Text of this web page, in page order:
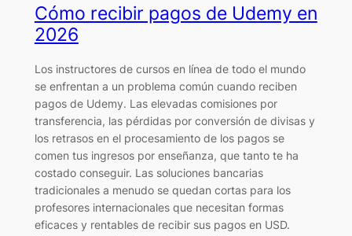
Cómo recibir pagos de Udemy en
2026
Los instructores de cursos en línea de todo el mundo
se enfrentan a un problema común cuando reciben
pagos de Udemy. Las elevadas comisiones por
transferencia, las pérdidas por conversión de divisas y
los retrasos en el procesamiento de los pagos se
comen tus ingresos por enseñanza, que tanto te ha
costado conseguir. Las soluciones bancarias
tradicionales a menudo se quedan cortas para los
profesores internacionales que necesitan formas
eficaces y rentables de recibir sus pagos en USD.